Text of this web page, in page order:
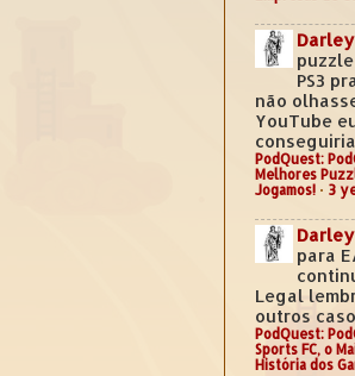
PS3
não
YouTube
PodQuest:
Melhores
Jogamos! · 3
para
Legal
outros
PodQuest:
Sports FC, o
História dos